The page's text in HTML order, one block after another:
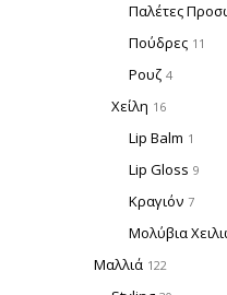
Παλέτες
Πούδρες 11
Ρουζ 4
Χείλη 16
Lip Balm 1
Lip Gloss 9
Κραγιόν 7
Μολύβια
Μαλλιά 122